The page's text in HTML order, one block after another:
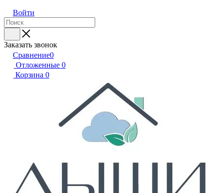
Войти
Заказать звонок
Сравнение0
Отложенные 0
Корзина 0